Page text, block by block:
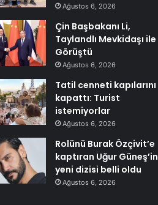
Ağustos 6, 2026
Çin Başbakanı Li,
Taylandlı Mevkidaşı ile
Görüştü
Ağustos 6, 2026
Tatil cenneti kapılarını
kapattı: Turist
istemiyorlar
Ağustos 6, 2026
Rolünü Burak Özçivit’e
kaptıran Uğur Güneş’in
yeni dizisi belli oldu
Ağustos 6, 2026